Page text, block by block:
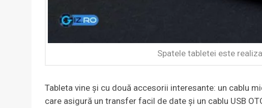
Spatele tabletei este
Tableta vine şi cu două accesorii interesante: un cablu
care asigură un transfer facil de date şi un cablu USB